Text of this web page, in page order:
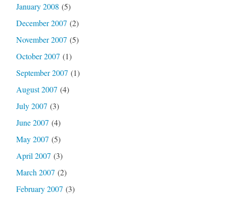
January 2008 (5)
December 2007 (2)
November 2007 (5)
October 2007 (1)
September 2007 (1)
August 2007 (4)
July 2007 (3)
June 2007 (4)
May 2007 (5)
April 2007 (3)
March 2007 (2)
February 2007 (3)